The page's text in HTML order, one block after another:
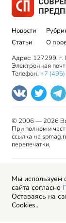
Новости
Статьи
О
Адрес: 127299, г.
Электронная
Телефон: +7
© 2006 — 2026
При полном и
ссылка на
перепечатки.
права
Политика
Рекламодателям
Мы используем
сайта согласно
Оставаясь на
Cookies..